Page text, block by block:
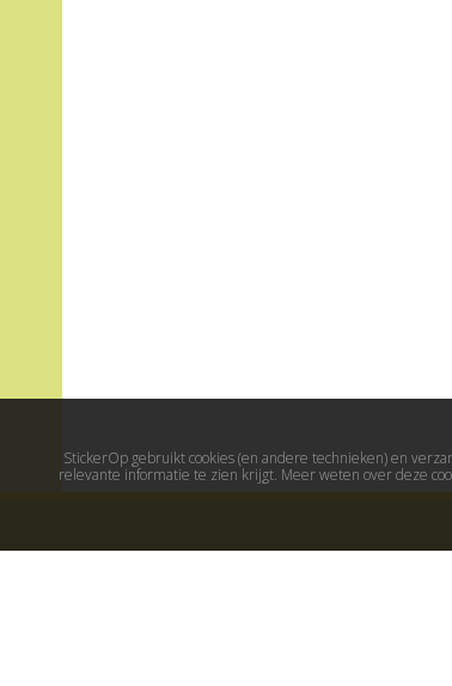
StickerOp gebruikt cookies (en andere technieken) en
relevante informatie te zien krijgt. Meer weten over deze